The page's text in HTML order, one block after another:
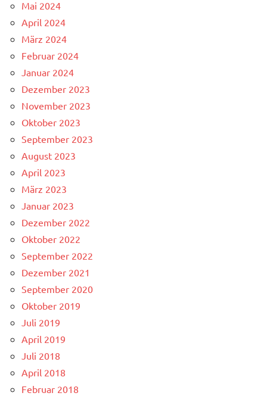
Mai 2024
April 2024
März 2024
Februar 2024
Januar 2024
Dezember 2023
November 2023
Oktober 2023
September 2023
August 2023
April 2023
März 2023
Januar 2023
Dezember 2022
Oktober 2022
September 2022
Dezember 2021
September 2020
Oktober 2019
Juli 2019
April 2019
Juli 2018
April 2018
Februar 2018